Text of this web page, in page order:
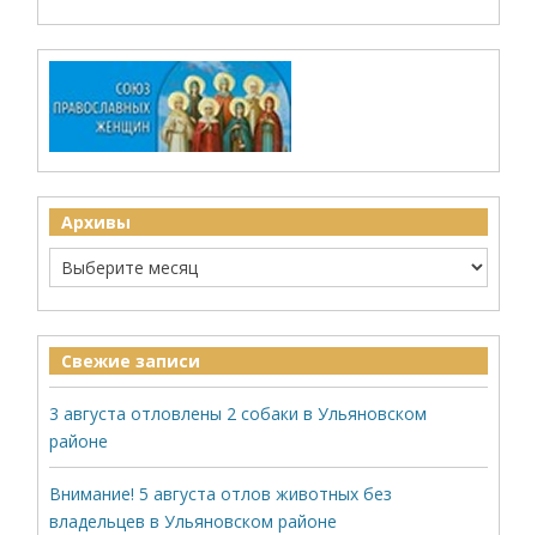
Архивы
Свежие записи
3 августа отловлены 2 собаки в Ульяновском
районе
Внимание! 5 августа отлов животных без
владельцев в Ульяновском районе